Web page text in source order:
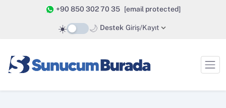
+90 850 302 70 35 [email protected]
☀️ 🌙 Destek Giriş/Kayıt